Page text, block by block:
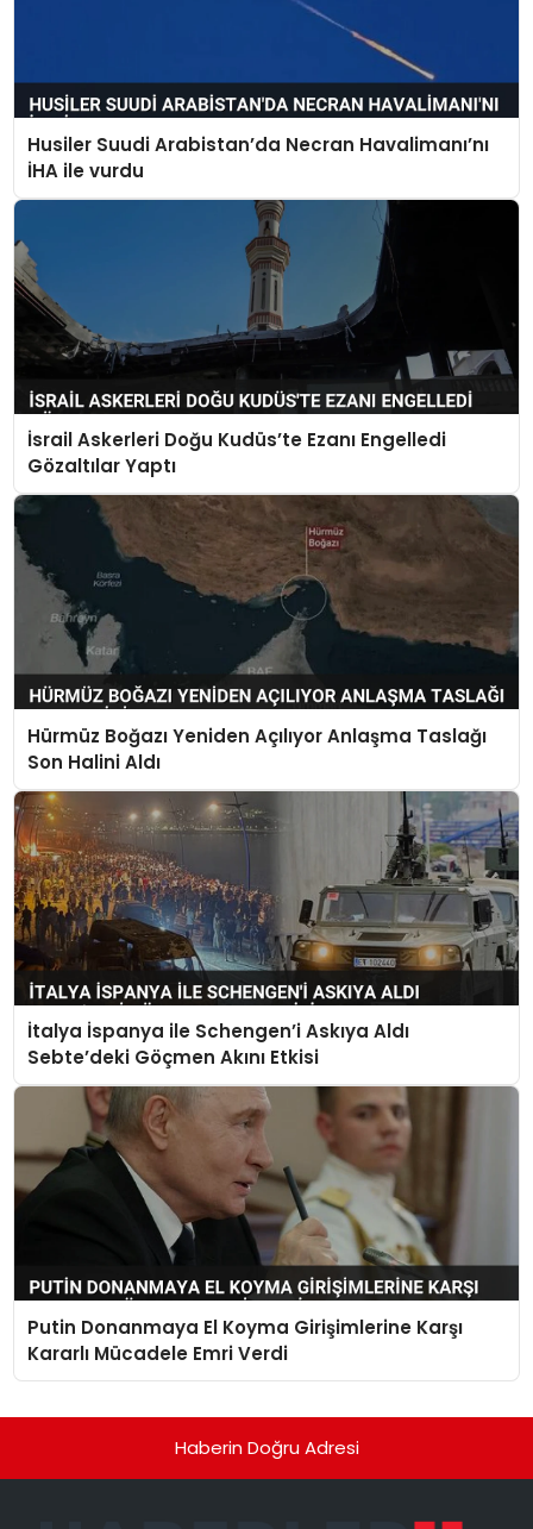
Husiler Suudi Arabistan’da Necran Havalimanı’nı
İHA ile vurdu
İsrail Askerleri Doğu Kudüs’te Ezanı Engelledi
Gözaltılar Yaptı
Hürmüz Boğazı Yeniden Açılıyor Anlaşma Taslağı
Son Halini Aldı
İtalya İspanya ile Schengen’i Askıya Aldı
Sebte’deki Göçmen Akını Etkisi
Putin Donanmaya El Koyma Girişimlerine Karşı
Kararlı Mücadele Emri Verdi
Haberin Doğru Adresi